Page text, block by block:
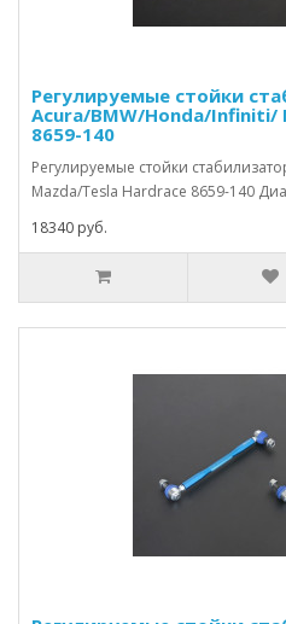
Регулируемые стойки
Acura/BMW/Honda/Infiniti/
8659-140
Регулируемые стойки
Mazda/Tesla Hardrace 8659-140
18340 руб.